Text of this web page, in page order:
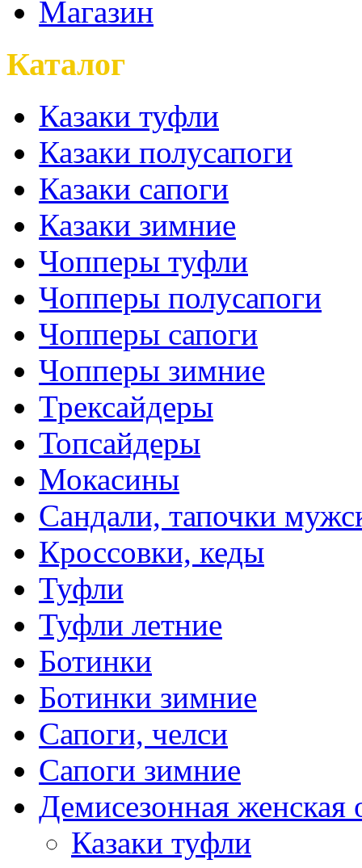
Магазин
Каталог
Казаки туфли
Казаки полусапоги
Казаки сапоги
Казаки зимние
Чопперы туфли
Чопперы полусапоги
Чопперы сапоги
Чопперы зимние
Трексайдеры
Топсайдеры
Мокасины
Сандали, тапочки
Кроссовки, кеды
Туфли
Туфли летние
Ботинки
Ботинки зимние
Сапоги, челси
Сапоги зимние
Демисезонная женская
Казаки туфли